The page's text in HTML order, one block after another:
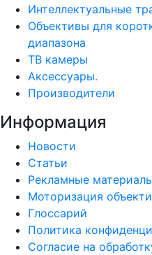
Интеллектуальные
Объективы для
диапазона
ТВ камеры
Аксессуары.
Производители
Информация
Новости
Статьи
Рекламные
Моторизация
Глоссарий
Политика
Согласие на